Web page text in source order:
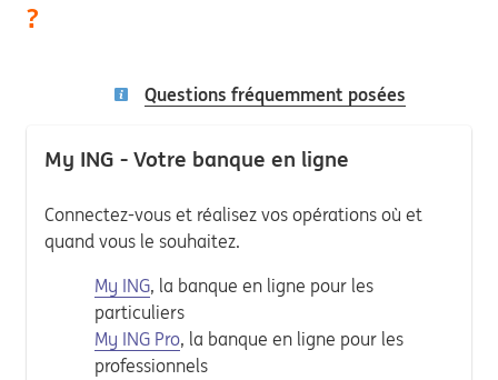
?
Questions fréquemment posées
My ING - Votre banque en ligne
Connectez-vous et réalisez vos opérations où et
quand vous le souhaitez.
My ING, la banque en ligne pour les
particuliers
My ING Pro, la banque en ligne pour les
professionnels